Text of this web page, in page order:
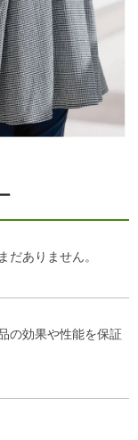
だありません。
の効果や性能を保証